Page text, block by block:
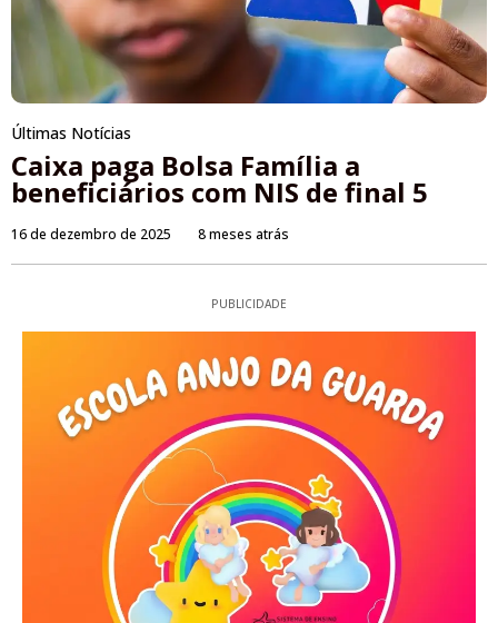
Últimas Notícias
Caixa paga Bolsa Família a
beneficiários com NIS de final 5
16 de dezembro de 2025 8 meses atrás
PUBLICIDADE